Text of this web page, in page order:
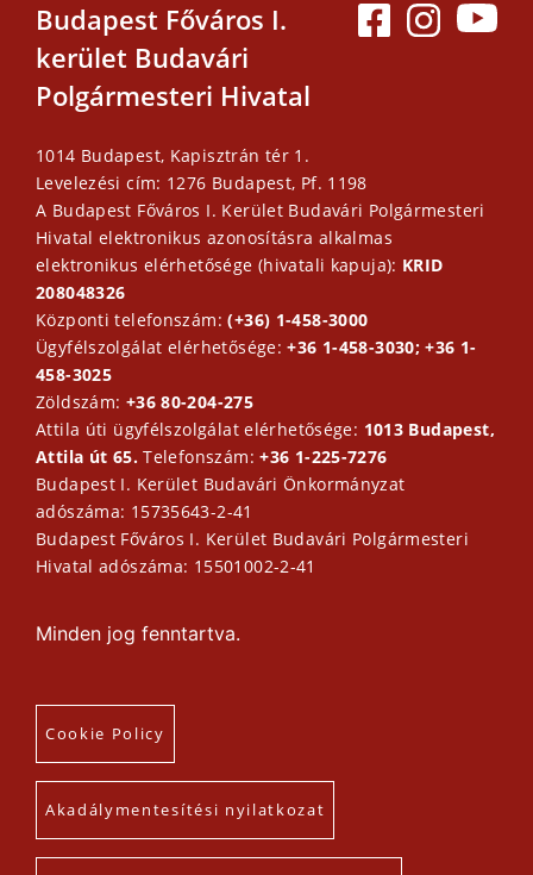
Budapest Főváros I.
kerület Budavári
Polgármesteri Hivatal
1014 Budapest, Kapisztrán tér 1.
Levelezési cím: 1276 Budapest, Pf. 1198
A Budapest Főváros I. Kerület Budavári Polgármesteri
Hivatal elektronikus azonosításra alkalmas
elektronikus elérhetősége (hivatali kapuja): KRID
208048326
Központi telefonszám:(+36) 1-458-3000
Ügyfélszolgálat elérhetősége:+36 1-458-3030; +36 1-
458-3025
Zöldszám: +36 80-204-275
Attila úti ügyfélszolgálat elérhetősége: 1013 Budapest,
Attila út 65.Telefonszám:+36 1-225-7276
Budapest I. Kerület Budavári Önkormányzat
adószáma: 15735643-2-41
Budapest Főváros I. Kerület Budavári Polgármesteri
Hivatal adószáma: 15501002-2-41
Minden jog fenntartva.
Cookie Policy
Akadálymentesítési nyilatkozat